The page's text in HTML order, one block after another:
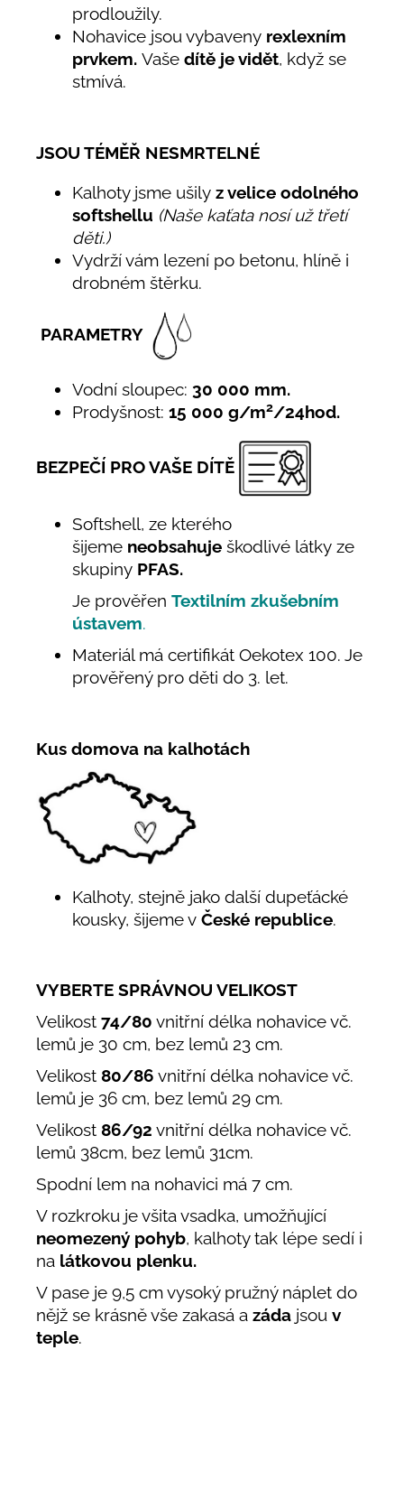
prodloužily.
Nohavice jsou vybaveny rexlexním
prvkem. Vaše dítě je vidět, když se
stmívá.
JSOU TÉMĚŘ NESMRTELNÉ
Kalhoty jsme ušily z velice odolného
softshellu (Naše kaťata nosí už třetí
děti.)
Vydrží vám lezení po betonu, hlíně i
drobném štěrku.
PARAMETRY
Vodní sloupec: 30 000 mm.
Prodyšnost: 15 000 g/m2/24hod.
BEZPEČÍ PRO VAŠE DÍTĚ
Softshell, ze kterého
šijeme neobsahuje škodlivé látky ze
skupiny PFAS.
Je prověřen Textilním zkušebním
ústavem.
Materiál má certifikát Oekotex 100. Je
prověřený pro děti do 3. let.
Kus domova na kalhotách
Kalhoty, stejně jako další dupeťácké
kousky, šijeme v České republice.
VYBERTE SPRÁVNOU VELIKOST
Velikost 74/80 vnitřní délka nohavice vč.
lemů je 30 cm, bez lemů 23 cm.
Velikost 80/86 vnitřní délka nohavice vč.
lemů je 36 cm, bez lemů 29 cm.
Velikost 86/92 vnitřní délka nohavice vč.
lemů 38cm, bez lemů 31cm.
Spodní lem na nohavici má 7 cm.
V rozkroku je všita vsadka, umožňující
neomezený pohyb, kalhoty tak lépe sedí i
na látkovou plenku.
V pase je 9,5 cm vysoký pružný náplet do
nějž se krásně vše zakasá a záda jsou v
teple.